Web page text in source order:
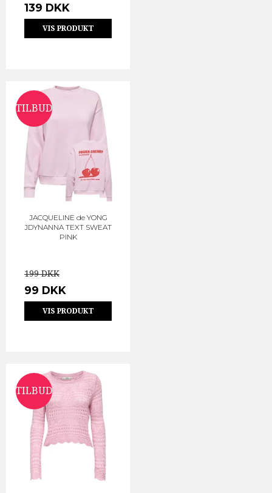
139 DKK
VIS PRODUKT
TILBUD
JACQUELINE de YONG
JDYNANNA TEXT SWEAT
PINK
199 DKK
99 DKK
VIS PRODUKT
TILBUD